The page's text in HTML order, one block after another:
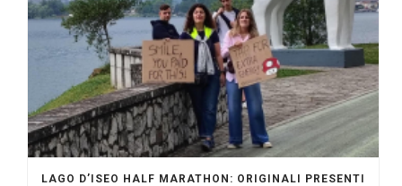
LAGO D’ISEO HALF MARATHON: ORIGINALI PRESENTI